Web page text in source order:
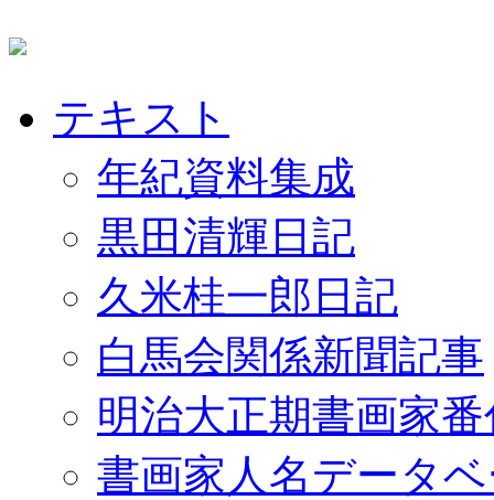
テキスト
年紀資料集成
黒田清輝日記
久米桂一郎日記
白馬会関係新聞記事
明治大正期書画家
書画家人名データ